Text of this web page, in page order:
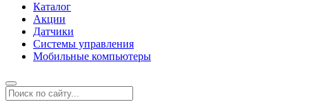
Каталог
Акции
Датчики
Системы управления
Мобильные компьютеры